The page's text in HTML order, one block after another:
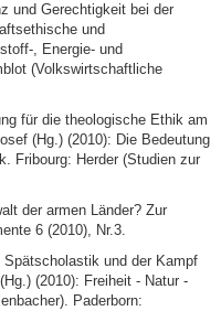
und Gerechtigkeit bei der
und
, Energie- und
(Volkswirtschaftliche
für die theologische Ethik am
(Hg.) (2010): Die Bedeutung
Fribourg: Herder (Studien zur
der armen Länder? Zur
6 (2010), Nr.3.
und der Kampf
(2010): Freiheit - Natur -
Paderborn: